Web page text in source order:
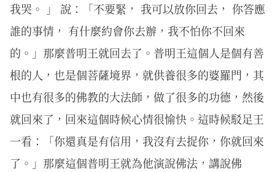
我哭。 」 說：「不要緊， 我可以放你回去， 你答應
誰的事情， 有什麼約會你去辦，我不怕你不回來
的。」那麼普明王就回去了。普明王這個人是個有善
根的人，也是個菩薩境界，就供養很多的婆羅門，其
中也有很多的佛教的大法師，做了很多的功德，然後
就回來了，回來這個時候心情很愉快。這時候駁足王
一看：「你還真是有信用，我沒有去捉你，你就回來
了。」那麼這個普明王就為他演說佛法，講說佛